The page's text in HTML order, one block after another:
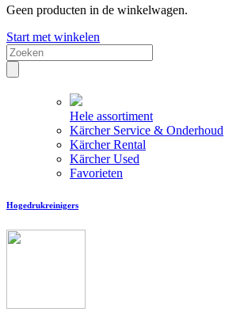
Geen producten in de winkelwagen.
Start met winkelen
Hele assortiment
Kärcher Service & Onderhoud
Kärcher Rental
Kärcher Used
Favorieten
Hogedrukreinigers